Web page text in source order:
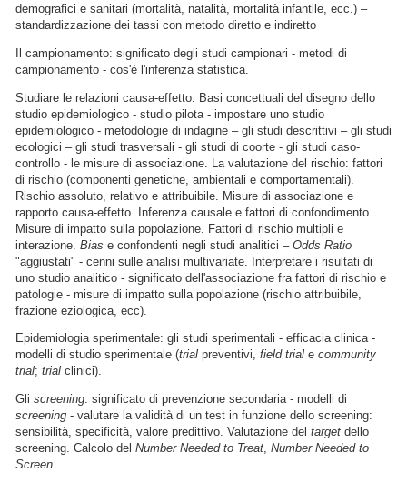
demografici e sanitari (mortalità, natalità, mortalità infantile, ecc.) –
standardizzazione dei tassi con metodo diretto e indiretto
Il campionamento: significato degli studi campionari - metodi di
campionamento - cos'è l'inferenza statistica.
Studiare le relazioni causa-effetto: Basi concettuali del disegno dello
studio epidemiologico - studio pilota - impostare uno studio
epidemiologico - metodologie di indagine – gli studi descrittivi – gli studi
ecologici – gli studi trasversali - gli studi di coorte - gli studi caso-
controllo - le misure di associazione. La valutazione del rischio: fattori
di rischio (componenti genetiche, ambientali e comportamentali).
Rischio assoluto, relativo e attribuibile. Misure di associazione e
rapporto causa-effetto. Inferenza causale e fattori di confondimento.
Misure di impatto sulla popolazione. Fattori di rischio multipli e
interazione. Bias e confondenti negli studi analitici – Odds Ratio
"aggiustati" - cenni sulle analisi multivariate. Interpretare i risultati di
uno studio analitico - significato dell'associazione fra fattori di rischio e
patologie - misure di impatto sulla popolazione (rischio attribuibile,
frazione eziologica, ecc).
Epidemiologia sperimentale: gli studi sperimentali - efficacia clinica -
modelli di studio sperimentale (trial preventivi, field trial e community
trial; trial clinici).
Gli screening: significato di prevenzione secondaria - modelli di
screening - valutare la validità di un test in funzione dello screening:
sensibilità, specificità, valore predittivo. Valutazione del target dello
screening. Calcolo del Number Needed to Treat, Number Needed to
Screen.